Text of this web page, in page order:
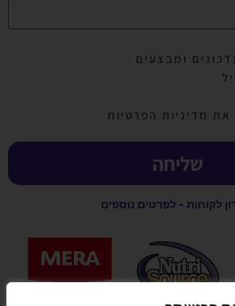
ומבצעים
מדיניות הפרטיות
שליחה
לקוחות - לפרטים נוספים